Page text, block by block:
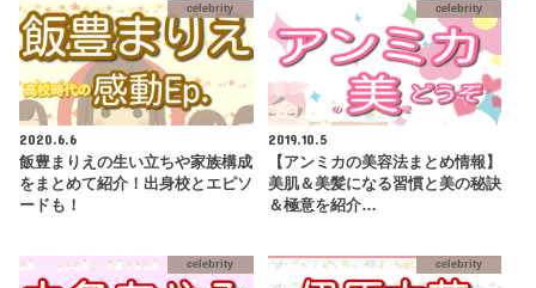
celebrity
2020.6.6
飯豊まりえの生い立ちや家族構成
をまとめて紹介！出身校とエピソ
ードも！
celebrity
2019.10.5
【アンミカの美容法まとめ情報】
美肌＆美髪になる習慣と美の秘訣
＆極意を紹介…
celebrity celebrity